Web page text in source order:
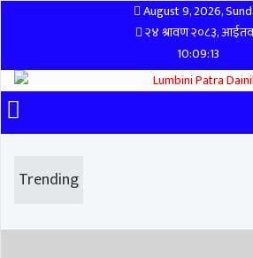
August 9, 2026,
२४ श्रावण २०८३,
10:09:13
Trending